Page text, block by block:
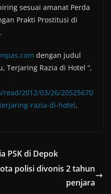
sesuai amanat Perda
Prakti Prostitusi di
dengan judul
Terjaring Razia di Hotel “,
2012/03/26/20525670
razia-di-hotel.
PSK di Depok
polisi divonis 2 tahun
penjara